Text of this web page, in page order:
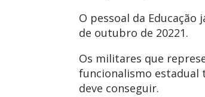
O pessoal da
de outubro de 20221.
Os militares que
funcionalismo estadual
deve conseguir.